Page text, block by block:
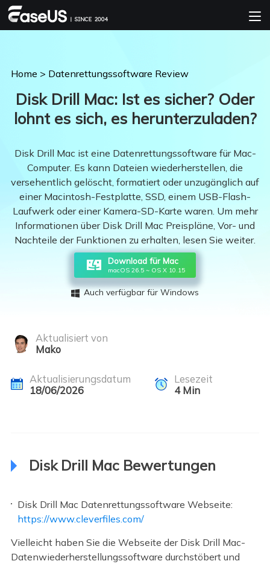
Home > Datenrettungssoftware Review
Disk Drill Mac: Ist es sicher? Oder
lohnt es sich, es herunterzuladen?
Disk Drill Mac ist eine Datenrettungssoftware für Mac-
Computer. Es kann Dateien wiederherstellen, die
versehentlich gelöscht, formatiert oder unzugänglich auf
einer Macintosh-Festplatte, SSD, einem USB-Flash-
Laufwerk oder einer Kamera-SD-Karte waren. Um mehr
Informationen über Disk Drill Mac Preispläne, Vor- und
Nachteile der Funktionen zu erhalten, lesen Sie weiter.
Download für Mac
macOS 26.5 ~ OS X 10.15
 Auch verfügbar für Windows
Aktualisiert von
Mako
Aktualisierungsdatum
18/06/2026
Lesezeit
4Min
Disk Drill Mac Bewertungen
Disk Drill Mac Datenrettungssoftware Webseite:
https://www.cleverfiles.com/
Vielleicht haben Sie die Webseite der Disk Drill Mac-
Datenwiederherstellungssoftware durchstöbert und